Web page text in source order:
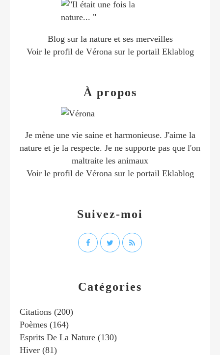
Catégories
Citations (200)
Poèmes (164)
Esprits De La Nature (130)
Hiver (81)
Blog sur la nature et ses merveilles
Voir le profil de Véronasur le portail Eklablog
Suivez-moi
À propos
Je mène une vie saine et harmonieuse. J'aime la
nature et je la respecte. Je ne supporte pas que l'on
maltraite les animaux
Voir le profil de Véronasur le portail Eklablog